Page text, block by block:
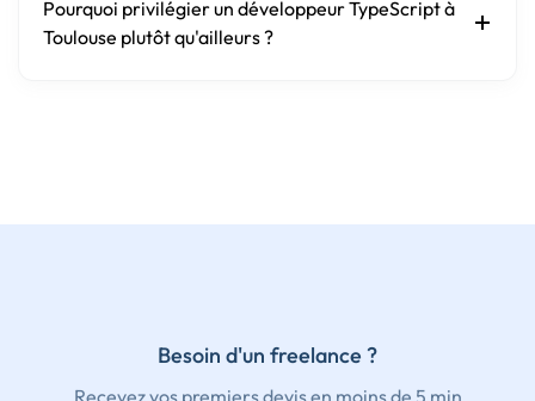
Pourquoi privilégier un développeur TypeScript à
Toulouse plutôt qu'ailleurs ?
Besoin d'un freelance ?